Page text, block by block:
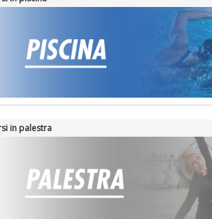
in palestra